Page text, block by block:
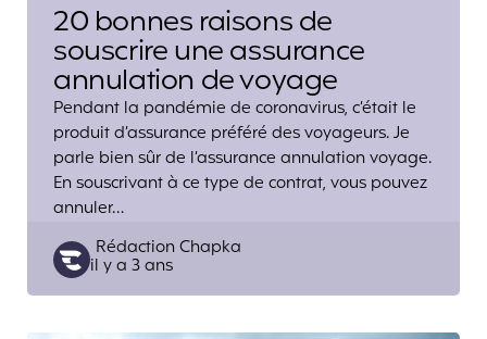
20 bonnes raisons de
souscrire une assurance
annulation de voyage
Pendant la pandémie de coronavirus, c’était le
produit d’assurance préféré des voyageurs. Je
parle bien sûr de l’assurance annulation voyage.
En souscrivant à ce type de contrat, vous pouvez
annuler…
Posted
by
Rédaction Chapka
il y a 3 ans